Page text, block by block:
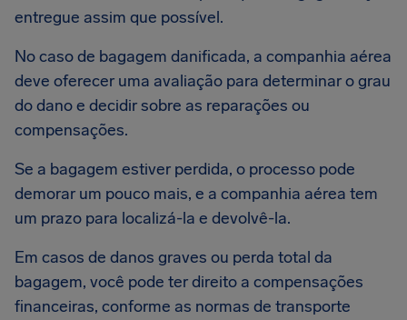
entregue assim que possível.
No caso de bagagem danificada, a companhia aérea
deve oferecer uma avaliação para determinar o grau
do dano e decidir sobre as reparações ou
compensações.
Se a bagagem estiver perdida, o processo pode
demorar um pouco mais, e a companhia aérea tem
um prazo para localizá-la e devolvê-la.
Em casos de danos graves ou perda total da
bagagem, você pode ter direito a compensações
financeiras, conforme as normas de transporte